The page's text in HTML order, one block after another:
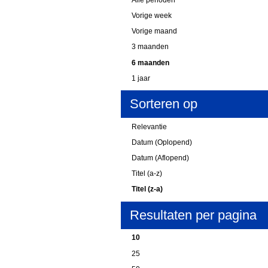
Vorige week
Vorige maand
3 maanden
6 maanden
1 jaar
Sorteren op
Relevantie
Datum (Oplopend)
Datum (Aflopend)
Titel (a-z)
Titel (z-a)
Resultaten per pagina
10
25